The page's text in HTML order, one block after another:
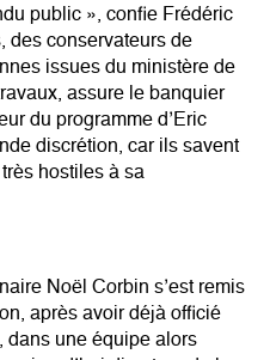
public », confie Frédéric
des conservateurs de
issues du ministère de
assure le banquier
du programme d’Eric
discrétion, car ils savent
hostiles à sa
Noël Corbin s’est remis
après avoir déjà officié
dans une équipe alors